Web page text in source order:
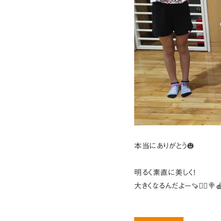
本当にありがとう🎃
明るく素直に美しく!
大きくなるんだよー